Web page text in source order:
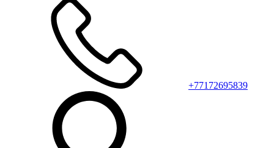
+77172695839